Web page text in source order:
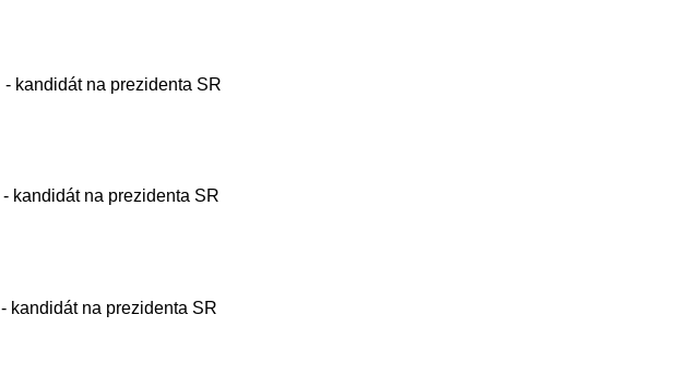
- kandidát na prezidenta SR
- kandidát na prezidenta SR
- kandidát na prezidenta SR